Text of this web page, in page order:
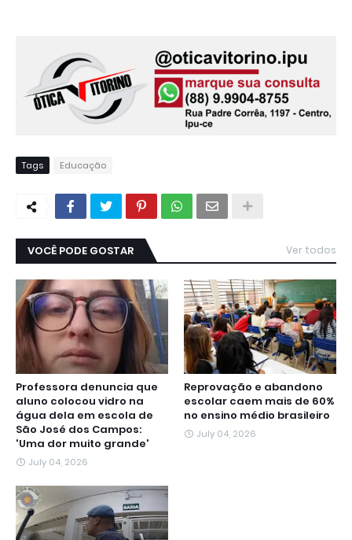
Tags Educação
VOCÊ PODE GOSTAR Ver todos
Professora denuncia que
aluno colocou vidro na
água dela em escola de
São José dos Campos:
'Uma dor muito grande'
July 04, 2026
Reprovação e abandono
escolar caem mais de 60%
no ensino médio brasileiro
July 04, 2026